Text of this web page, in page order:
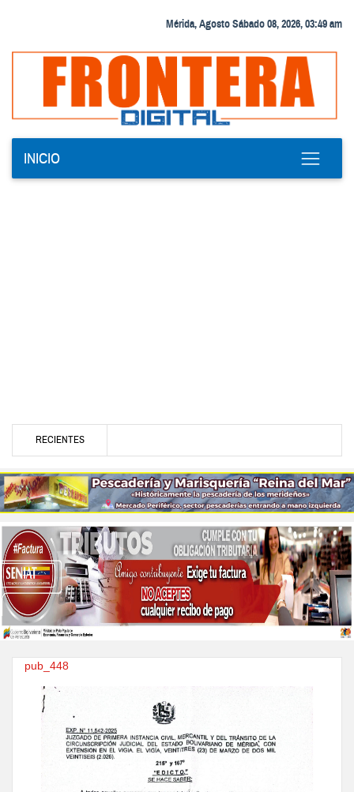
Mérida, Agosto Sábado 08, 2026, 03:49 am
INICIO
RECIENTES
pub_448